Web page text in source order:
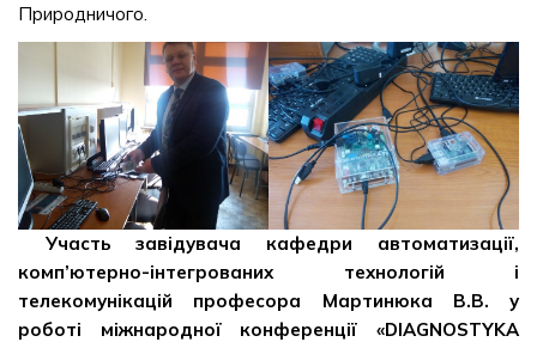
Природничого.
Участь завідувача кафедри автоматизації,
комп’ютерно-інтегрованих технологій і
телекомунікацій професора Мартинюка В.В. у
роботі міжнародної конференції «DIAGNOSTYKA